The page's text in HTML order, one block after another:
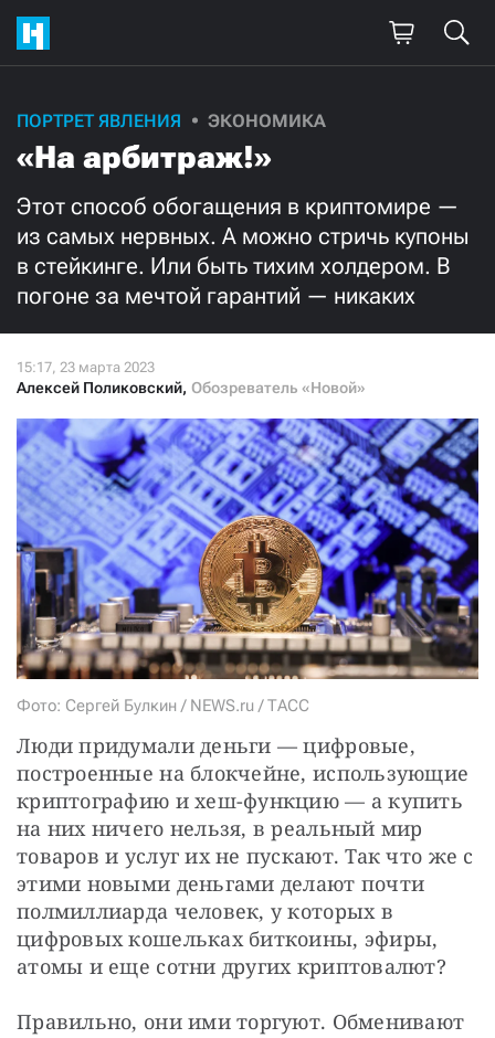
ПОРТРЕТ ЯВЛЕНИЯ ЭКОНОМИКА
«На арбитраж!»
Этот способ обогащения в криптомире —
из самых нервных. А можно стричь купоны
в стейкинге. Или быть тихим холдером. В
погоне за мечтой гарантий — никаких
Алексей Поликовский, Обозреватель «Новой»
Фото: Сергей Булкин / NEWS.ru / ТАСС
Люди придумали деньги — цифровые,
построенные на блокчейне, использующие
криптографию и хеш-функцию — а купить
на них ничего нельзя, в реальный мир
товаров и услуг их не пускают. Так что же с
этими новыми деньгами делают почти
полмиллиарда человек, у которых в
цифровых кошельках биткоины, эфиры,
атомы и еще сотни других криптовалют?
Правильно, они ими торгуют. Обменивают
Поддержите
нашу работу!
Ежемесячно Разово
3000 1000
Нажимая кнопку «Стать соучастником»,
я принимаю условия и подтверждаю свое гражданство РФ
СТАТЬ СОУЧАСТНИКОМ
ПОДЕЛИТЬСЯ С ДРУЗЬЯМИ
Если у вас есть вопросы, пишите donate@novayagazeta.ruили
звоните:
+7 (929) 612-03-68